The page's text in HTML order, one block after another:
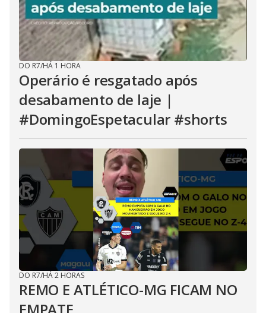
DO R7/HÁ 1 HORA
Operário é resgatado após
desabamento de laje |
#DomingoEspetacular #shorts
DO R7/HÁ 2 HORAS
REMO E ATLÉTICO-MG FICAM NO